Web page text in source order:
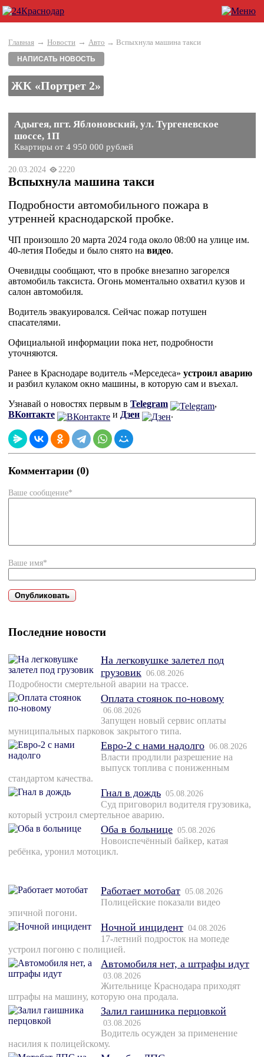
Главная → Новости → Авто → Вспыхнула машина такси
НАПИСАТЬ НОВОСТЬ
ЖК «Портрет 2»
Адыгея, пгт. Яблоновский, ул. Тургеневское
шоссе, 1П
Квартиры от 4 950 000 рублей
20.03.2024 2220
Вспыхнула машина такси
Подробности автомобильного пожара в
утренней краснодарской пробке.
ЧП произошло 20 марта 2024 года около 08:00 на улице им.
40-летия Победы и было снято на видео.
Очевидцы сообщают, что в пробке внезапно загорелся
автомобиль таксиста. Огонь моментально охватил кузов и
салон автомобиля.
Водитель эвакуировался. Сейчас пожар потушен
спасателями.
Официальной информации пока нет, подробности
уточняются.
Ранее в Краснодаре водитель «Мерседеса» устроил аварию
и разбил кулаком окно машины, в которую сам и въехал.
Узнавай о новостях первым в Telegram
,
ВКонтакте
и Дзен .
Комментарии (0)
Ваше сообщение*
Ваше имя*
Последние новости
На легковушке залетел под
грузовик 06.08.2026
Подробности смертельной аварии на трассе.
Оплата стоянок по-новому
06.08.2026
Запущен новый сервис оплаты
муниципальных парковок закрытого типа.
Евро-2 с нами надолго 06.08.2026
Власти продлили разрешение на
выпуск топлива с пониженным
стандартом качества.
Гнал в дождь 05.08.2026
Суд приговорил водителя грузовика,
который устроил смертельное аварию.
Оба в больнице 05.08.2026
Новоиспечённый байкер, катая
ребёнка, уронил мотоцикл.
Работает мотобат 05.08.2026
Полицейские показали видео
эпичной погони.
Ночной инцидент 04.08.2026
17-летний подросток на мопеде
устроил погоню с полицией.
Автомобиля нет, а штрафы идут
03.08.2026
Жительнице Краснодара приходят
штрафы на машину, которую она продала.
Залил гаишника перцовкой
03.08.2026
Водитель осужден за применение
насилия к полицейскому.